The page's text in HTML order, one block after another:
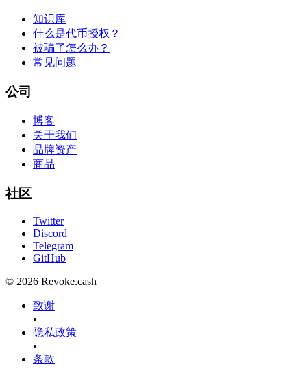
知识库
什么是代币授权？
被骗了怎么办？
常见问题
公司
博客
关于我们
品牌资产
商品
社区
Twitter
Discord
Telegram
GitHub
© 2026 Revoke.cash
致谢
•
隐私政策
•
条款